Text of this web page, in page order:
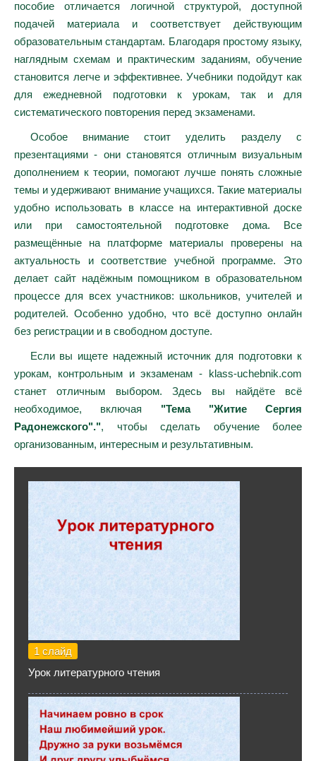
пособие отличается логичной структурой, доступной
подачей материала и соответствует действующим
образовательным стандартам. Благодаря простому языку,
наглядным схемам и практическим заданиям, обучение
становится легче и эффективнее. Учебники подойдут как
для ежедневной подготовки к урокам, так и для
систематического повторения перед экзаменами.
Особое внимание стоит уделить разделу с
презентациями - они становятся отличным визуальным
дополнением к теории, помогают лучше понять сложные
темы и удерживают внимание учащихся. Такие материалы
удобно использовать в классе на интерактивной доске
или при самостоятельной подготовке дома. Все
размещённые на платформе материалы проверены на
актуальность и соответствие учебной программе. Это
делает сайт надёжным помощником в образовательном
процессе для всех участников: школьников, учителей и
родителей. Особенно удобно, что всё доступно онлайн
без регистрации и в свободном доступе.
Если вы ищете надежный источник для подготовки к
урокам, контрольным и экзаменам - klass-uchebnik.com
станет отличным выбором. Здесь вы найдёте всё
необходимое, включая "Тема "Житие Сергия
Радонежского".", чтобы сделать обучение более
организованным, интересным и результативным.
1 слайд
Урок литературного чтения